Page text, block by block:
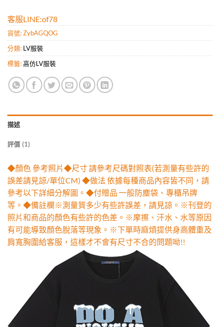
客服LINE:of78
貨號:ZybAGQOG
分類: LV服裝
標籤:高仿LV服裝
描述
評價 (1)
◆顏色 參考照片◆尺寸 請參考尺碼對照表(若測量有些許的
誤差請見諒/單位CM) ◆做法 依據每種商品內容皆不同，請
參考以下詳細分解圖。◆付贈品 一般防塵袋、專櫃吊牌
等。◆備註欄※測量質多少有些許誤差，請見諒。※刊登的
照片和商品的顏色有些許的色差。※摩擦、汗水、水等原因
有可能導致顏色脫落等現象。※下單時麻煩提供身高體重及
肩寬胸圍給客服，這樣才不會有尺寸不合的問題呦!!